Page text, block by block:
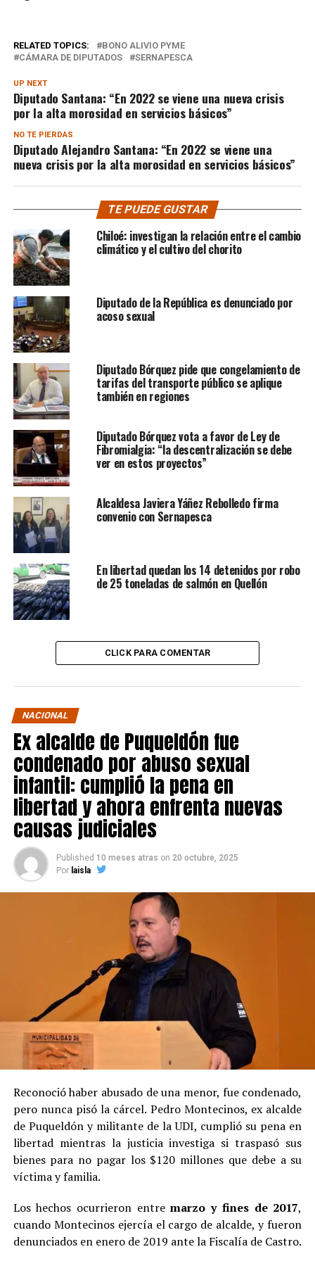
RELATED TOPICS:
BONO ALIVIO PYME
CÁMARA DE DIPUTADOS
SERNAPESCA
UP NEXT
Diputado Santana: “En 2022 se viene una nueva crisis
por la alta morosidad en servicios básicos”
NO TE PIERDAS
Diputado Alejandro Santana: “En 2022 se viene una
nueva crisis por la alta morosidad en servicios básicos”
TE PUEDE GUSTAR
Chiloé: investigan la relación entre el cambio
climático y el cultivo del chorito
Diputado de la República es denunciado por
acoso sexual
Diputado Bórquez pide que congelamiento de
tarifas del transporte público se aplique
también en regiones
Diputado Bórquez vota a favor de Ley de
Fibromialgia: “la descentralización se debe
ver en estos proyectos”
Alcaldesa Javiera Yáñez Rebolledo firma
convenio con Sernapesca
En libertad quedan los 14 detenidos por robo
de 25 toneladas de salmón en Quellón
CLICK PARA COMENTAR
NACIONAL
Ex alcalde de Puqueldón fue
condenado por abuso sexual
infantil: cumplió la pena en
libertad y ahora enfrenta nuevas
causas judiciales
Published 10 meses atras on 20 octubre, 2025
Por laisla
Reconoció haber abusado de una menor, fue condenado,
pero nunca pisó la cárcel. Pedro Montecinos, ex alcalde
de Puqueldón y militante de la UDI, cumplió su pena en
libertad mientras la justicia investiga si traspasó sus
bienes para no pagar los $120 millones que debe a su
víctima y familia.
Los hechos ocurrieron entremarzo y fines de 2017,
cuando Montecinos ejercía el cargo de alcalde, y fueron
denunciados en enero de 2019 ante la Fiscalía de Castro.